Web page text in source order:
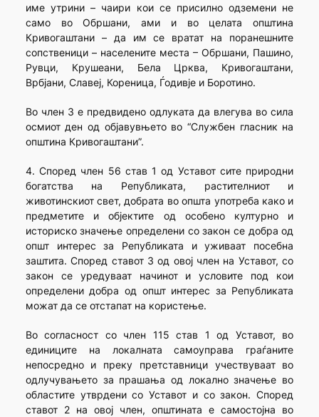
име утрини – чаири кои се присилно одземени не
само во Обршани, ами и во целата општина
Кривогаштани – да им се вратат на поранешните
сопственици – населените места – Обршани, Пашино,
Рувци, Крушеани, Бела Црква, Кривогаштани,
Врбјани, Славеј, Кореница, Ѓодивје и Боротино.
Во член 3 е предвидено одлуката да влегува во сила
осмиот ден од објавувњето во “Службен гласник на
општина Кривогаштани”.
4. Според член 56 став 1 од Уставот сите природни
богатства на Републиката, растителниот и
животинскиот свет, добрата во општа употреба како и
предметите и објектите од особено културно и
историско значење определени со закон се добра од
општ интерес за Републиката и уживаат посебна
заштита. Според ставот 3 од овој член на Уставот, со
закон се уредуваат начинот и условите под кои
определени добра од општ интерес за Републиката
можат да се отстапат на користење.
Во согласност со член 115 став 1 од Уставот, во
единиците на локалната самоуправа граѓаните
непосредно и преку претставници учествуваат во
одлучувањето за прашања од локално значење во
областите утврдени со Уставот и со закон. Според
ставот 2 на овој член, општината е самостојна во